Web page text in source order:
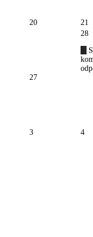
20 21
27
28
3
4